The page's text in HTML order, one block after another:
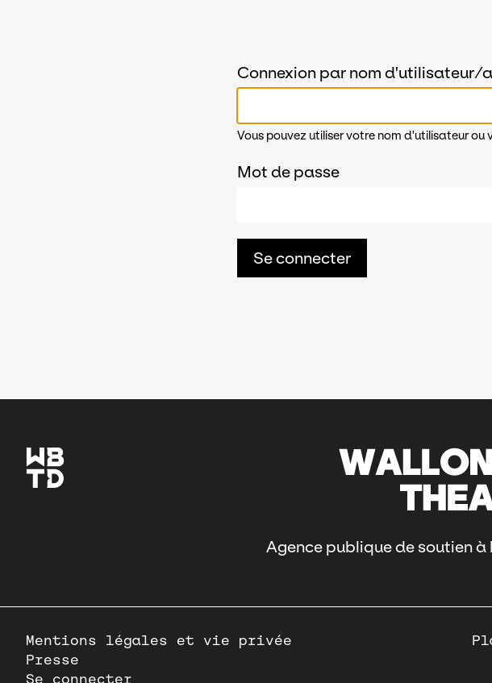
Connexion par nom d'utilisateur/
Vous pouvez utiliser votre nom d'utilisateur
Mot de passe
Agence publique de soutien
Pied
de
page
Mentions légales et vie privée
Presse
Se connecter